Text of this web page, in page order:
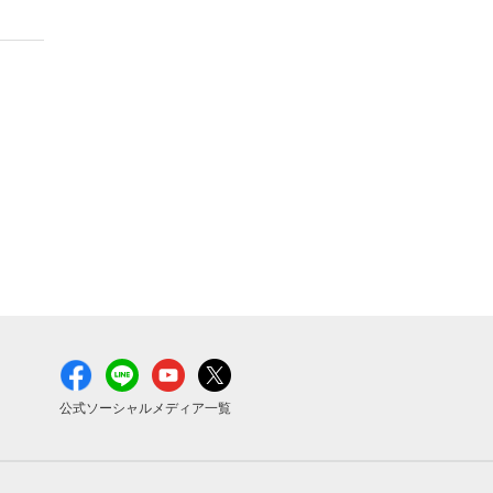
公式ソーシャルメディア一覧